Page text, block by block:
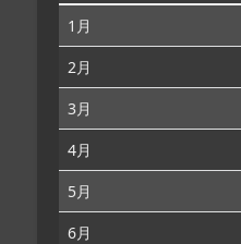
1月
2月
3月
4月
5月
6月